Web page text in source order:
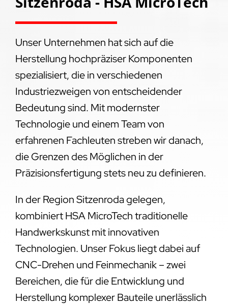
Unser Unternehmen hat sich auf die
Herstellung hochpräziser Komponenten
spezialisiert, die in verschiedenen
Industriezweigen von entscheidender
Bedeutung sind. Mit modernster
Technologie und einem Team von
erfahrenen Fachleuten streben wir danach,
die Grenzen des Möglichen in der
Präzisionsfertigung stets neu zu definieren.
In der Region Sitzenroda gelegen,
kombiniert HSA MicroTech traditionelle
Handwerkskunst mit innovativen
Technologien. Unser Fokus liegt dabei auf
CNC-Drehen und Feinmechanik – zwei
Bereichen, die für die Entwicklung und
Herstellung komplexer Bauteile unerlässlich